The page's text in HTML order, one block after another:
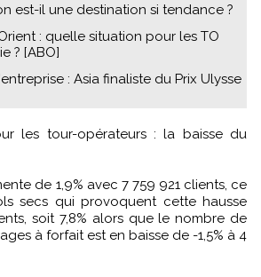
est-il une destination si tendance ?
: quelle situation pour les TO
? [ABO]
: Asia finaliste du Prix Ulysse
de 1,9% avec 7 759 921 clients, ce
secs qui provoquent cette hausse
soit 7,8% alors que le nombre de
à forfait est en baisse de -1,5% à 4